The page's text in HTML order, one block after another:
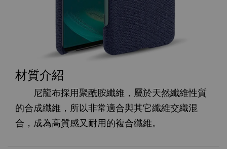
材質介紹
尼龍布採用聚酰胺纖維，屬於天然纖維性質
的合成纖維，所以非常適合與其它纖維交織混
合，成為高質感又耐用的複合纖維。